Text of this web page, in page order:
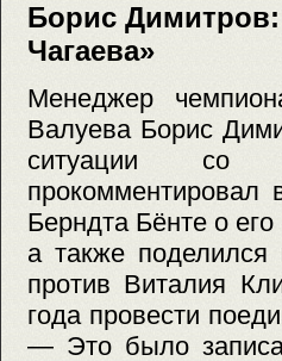
Борис Димитров:
Чагаева»
Менеджер
Валуева Борис
ситуации со
прокомментировал
Берндта Бёнте о
а также
против Виталия
года провести
— Это было